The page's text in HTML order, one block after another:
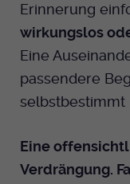
Erinnerung
wirkungslos
Eine
passendere
selbstbestimmt
Eine
Verdrängung.